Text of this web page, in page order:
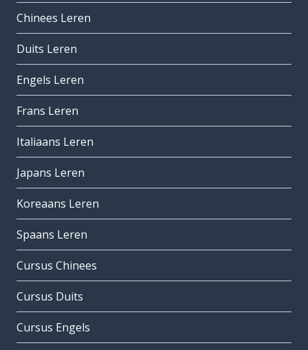
Chinees Leren
Duits Leren
Engels Leren
Frans Leren
Italiaans Leren
Japans Leren
Koreaans Leren
Spaans Leren
Cursus Chinees
Cursus Duits
Cursus Engels